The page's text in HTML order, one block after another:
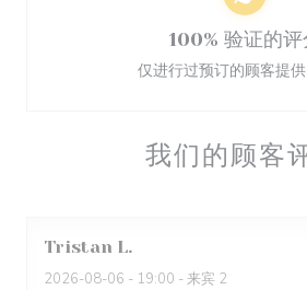
我们的顾客
Tristan L
2026-08-06 - 19:00 - 来宾 2
100% 验证的评
仅进行过预订的顾客提